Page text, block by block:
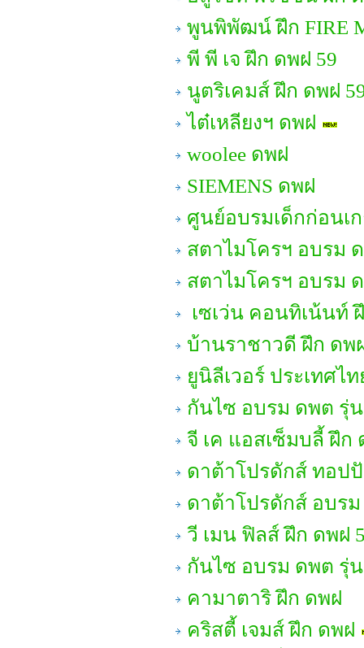
พูนพิพัฒน์ ฝึก FIRE
พี พี เจ ฝึก ดพฝ 59
นูตริเคมส์ ฝึก ดพฝ
ไต๋เหลียงฯ ดพฝ
woolee ดพฝ
SIEMENS ดพฝ
ศูนย์อบรมเด็กก่อนเ
สตาไมโครฯ อบรม
สตาไมโครฯ อบรม
เซเว่น คอนทิเน้นท์
บ้านราชาวดี ฝึก ดพ
ยูนิลีเวอร์ ประเทศไ
กันไซ อบรม ดพต รุ่
จี เค แอสเซ็มบลี้ ฝึก
ดาต้าโปรดักส์ ทอป
ดาต้าโปรดักส์ อบร
วี เมน ฟิลส์ ฝึก ดพฝ
กันไซ อบรม ดพต รุ่
คามาตาริ ฝึก ดพฝ
คริสตี้ เจมส์ ฝึก ดพฝ